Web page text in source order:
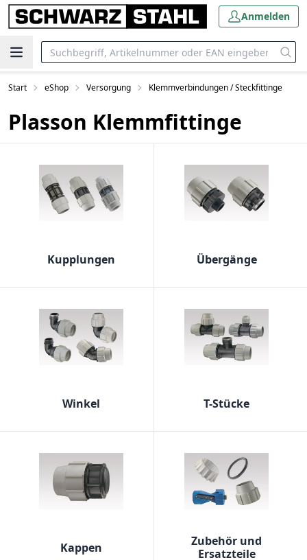
Anmelden
Start eShop Versorgung Klemmverbindungen / Steckfittinge
Plasson Klemmfittinge
Kupplungen Übergänge
Winkel T-Stücke
Kappen
Zubehör und
Ersatzteile